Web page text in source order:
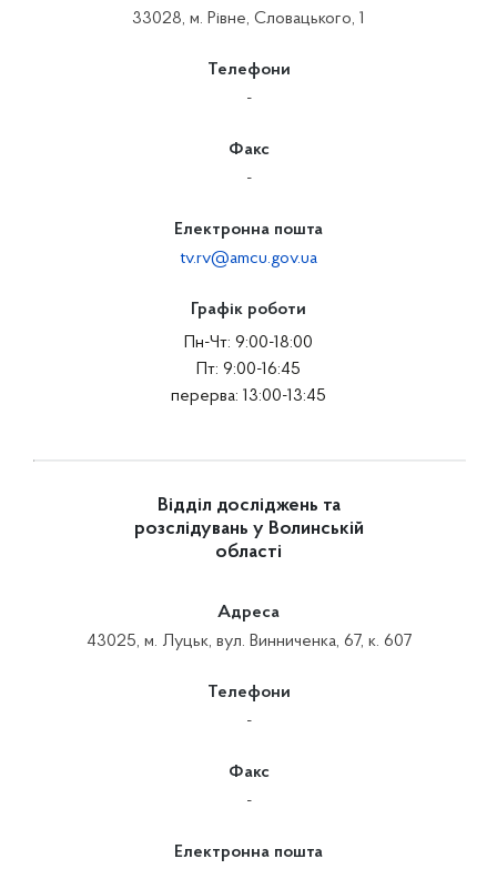
33028, м. Рівне, Словацького, 1
Телефони
-
Факс
-
Електронна пошта
tv.rv@amcu.gov.ua
Графік роботи
Пн-Чт: 9:00-18:00
Пт: 9:00-16:45
перерва: 13:00-13:45
Відділ досліджень та
розслідувань у Волинській
області
Адреса
43025, м. Луцьк, вул. Винниченка, 67, к. 607
Телефони
-
Факс
-
Електронна пошта